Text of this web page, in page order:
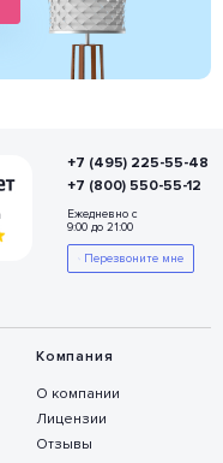
Компания
О компании
Лицензии
Отзывы
+7 (495) 225-55-48
+7 (800) 550-55-12
Ежедневно с
9:00 до 21:00
Перезвоните мне